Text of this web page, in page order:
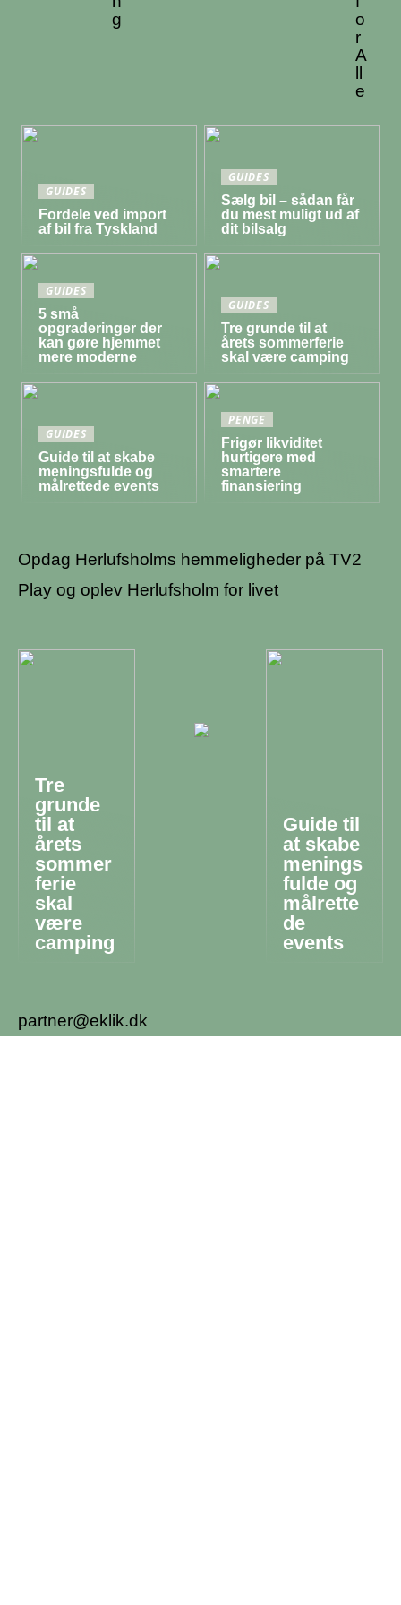
g
o
r
A
ll
e
GUIDES
Fordele ved import
af bil fra Tyskland
GUIDES
Sælg bil – sådan får
du mest muligt ud af
dit bilsalg
GUIDES
5 små
opgraderinger der
kan gøre hjemmet
mere moderne
GUIDES
Tre grunde til at
årets sommerferie
skal være camping
GUIDES
Guide til at skabe
meningsfulde og
målrettede events
PENGE
Frigør likviditet
hurtigere med
smartere
finansiering
Opdag Herlufsholms hemmeligheder på TV2
Play og oplev Herlufsholm for livet
Tre
grunde
til at
årets
sommer
ferie
skal
være
camping
Guide til
at skabe
menings
fulde og
målrette
de
events
partner@eklik.dk